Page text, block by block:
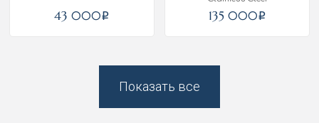
43 000i 135 000i
Показать все